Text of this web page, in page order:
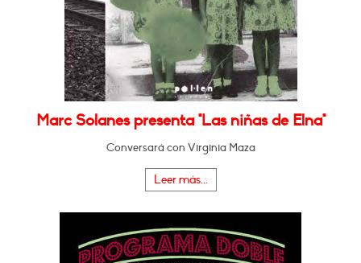
Marc Solanes presenta "Las niñas de Elna"
Conversará con Virginia Maza
Leer más...